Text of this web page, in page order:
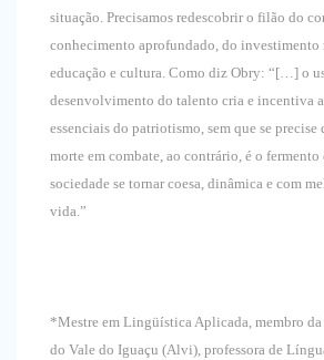
situação. Precisamos redescobrir o filão do
conhecimento aprofundado, do investimento
educação e cultura. Como diz Obry: “[…] o
desenvolvimento do talento cria e incentiva
essenciais do patriotismo, sem que se precise
morte em combate, ao contrário, é o fermento
sociedade se tornar coesa, dinâmica e com
vida.”
*Mestre em Lingüística Aplicada, membro da
do Vale do Iguaçu (Alvi), professora de